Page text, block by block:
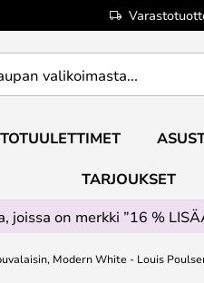
TARJOUKSET
joissa on merkki ”16 %
Modern White - Louis